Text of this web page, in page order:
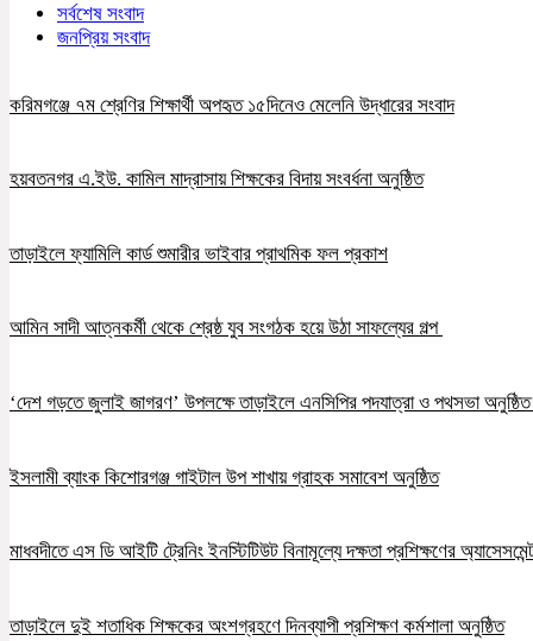
সর্বশেষ সংবাদ
জনপ্রিয় সংবাদ
করিমগঞ্জে ৭ম শ্রেণির শিক্ষার্থী অপহৃত ১৫দিনেও মেলেনি উদ্ধারের সংবাদ
হয়বতনগর এ.ইউ. কামিল মাদ্রাসায় শিক্ষকের বিদায় সংবর্ধনা অনুষ্ঠিত
তাড়াইলে ফ্যামিলি কার্ড শুমারীর ভাইবার প্রাথমিক ফল প্রকাশ
আমিন সাদী আত্নকর্মী থেকে শ্রেষ্ঠ যুব সংগঠক হয়ে উঠা সাফল্যের গল্প
‘দেশ গড়তে জুলাই জাগরণ’ উপলক্ষে তাড়াইলে এনসিপির পদযাত্রা ও পথসভা অনুষ্ঠিত
ইসলামী ব্যাংক কিশোরগঞ্জ গাইটাল উপ শাখায় গ্রাহক সমাবেশ অনুষ্ঠিত
মাধবদীতে এস ডি আইটি ট্রেনিং ইনস্টিটিউট বিনামূল্যে দক্ষতা প্রশিক্ষণের
তাড়াইলে দুই শতাধিক শিক্ষকের অংশগ্রহণে দিনব্যাপী প্রশিক্ষণ কর্মশালা অনুষ্ঠিত